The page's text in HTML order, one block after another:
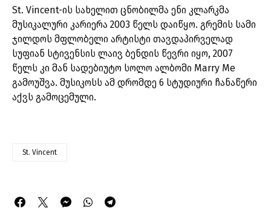
St. Vincent-ის სახელით ცნობილმა ენი კლარკმა
მუსიკალური კარიერა 2003 წელს დაიწყო. გრემის სამი
ჯილდოს მფლობელი არტისტი თავდაპირველად
სუფიან სტივენსის ლაივ ბენდის წევრი იყო, 2007
წელს კი მან სადებიუტო სოლო ალბომი Marry Me
გამოუშვა. მუსიკოსს ამ დრომდე 6 სტუდიური ჩანაწერი
აქვს გამოცემული.
St. Vincent